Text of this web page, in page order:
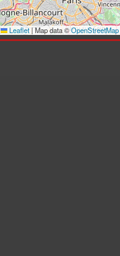
Leaflet | Map data ©OpenStreetMap